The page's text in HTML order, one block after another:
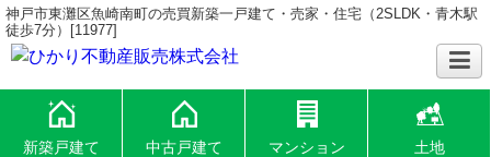
神戸市東灘区魚崎南町の売買新築一戸建て・売家・住宅（2SLDK・青木駅
徒歩7分）[11977]
新築戸建て 中古戸建て マンション 土地